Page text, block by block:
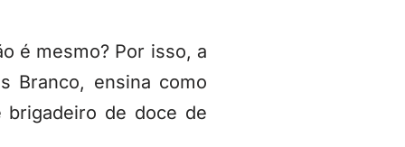
é mesmo? Por isso, a
Branco, ensina como
de doce de